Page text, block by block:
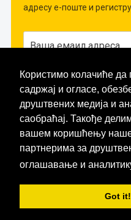
Користимо колачиће да
садржај и огласе,
друштвених медија и
саобраћај. Такође
вашем коришћењу
партнерима за
оглашавање и
Got it!
адресу е-поште и
Слажем се да примам
Copyright ©